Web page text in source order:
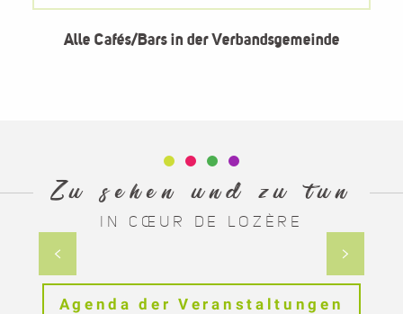
Alle Cafés/Bars in der Verbandsgemeinde
Zu sehen und zu tun
IN CŒUR DE LOZÈRE
Historisches Zentrum von Mende
Agenda der Veranstaltungen